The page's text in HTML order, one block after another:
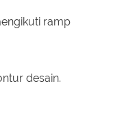
ramp
desain.